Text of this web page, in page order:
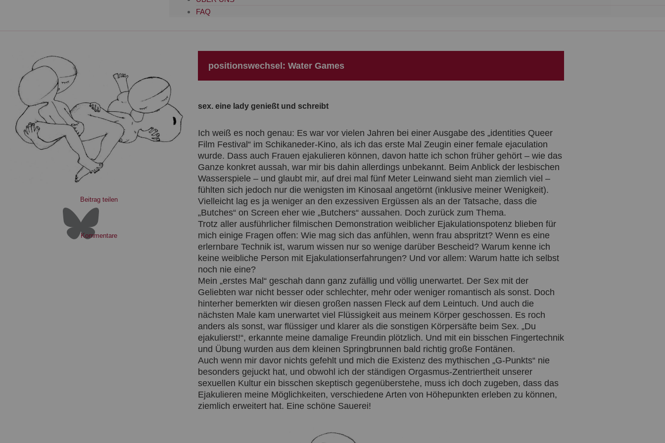
a
t
FAQ
Beitrag teilen
Kommentare
positionswechsel: Water Games
sex. eine lady genießt und schreibt
Ich weiß es noch genau: Es war vor vielen Jahren bei einer Ausgabe des „identities Queer
Film Festival“ im Schikaneder-Kino, als ich das erste Mal Zeugin einer female ejaculation
wurde. Dass auch Frauen ejakulieren können, davon hatte ich schon früher gehört – wie das
Ganze konkret aussah, war mir bis dahin allerdings unbekannt. Beim Anblick der lesbischen
Wasserspiele – und glaubt mir, auf drei mal fünf Meter Leinwand sieht man ziemlich viel –
fühlten sich jedoch nur die wenigsten im Kinosaal angetörnt (inklusive meiner Wenigkeit).
Vielleicht lag es ja weniger an den exzessiven Ergüssen als an der Tatsache, dass die
„Butches“ on Screen eher wie „Butchers“ aussahen. Doch zurück zum Thema.
Trotz aller ausführlicher filmischen Demonstration weiblicher Ejakulationspotenz blieben für
mich einige Fragen offen: Wie mag sich das anfühlen, wenn frau abspritzt? Wenn es eine
erlernbare Technik ist, warum wissen nur so wenige darüber Bescheid? Warum kenne ich
keine weibliche Person mit Ejakulationserfahrungen? Und vor allem: Warum hatte ich selbst
noch nie eine?
Mein „erstes Mal“ geschah dann ganz zufällig und völlig unerwartet. Der Sex mit der
Geliebten war nicht besser oder schlechter, mehr oder weniger romantisch als sonst. Doch
hinterher bemerkten wir diesen großen nassen Fleck auf dem Leintuch. Und auch die
nächsten Male kam unerwartet viel Flüssigkeit aus meinem Körper geschossen. Es roch
anders als sonst, war flüssiger und klarer als die sonstigen Körpersäfte beim Sex. „Du
ejakulierst!“, erkannte meine damalige Freundin plötzlich. Und mit ein bisschen Fingertechnik
und Übung wurden aus dem kleinen Springbrunnen bald richtig große Fontänen.
Auch wenn mir davor nichts gefehlt und mich die Existenz des mythischen „G-Punkts“ nie
besonders gejuckt hat, und obwohl ich der ständigen Orgasmus-Zentriertheit unserer
sexuellen Kultur ein bisschen skeptisch gegenüberstehe, muss ich doch zugeben, dass das
Ejakulieren meine Möglichkeiten, verschiedene Arten von Höhepunkten erleben zu können,
ziemlich erweitert hat. Eine schöne Sauerei!